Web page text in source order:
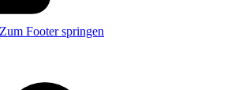
Zum Footer springen